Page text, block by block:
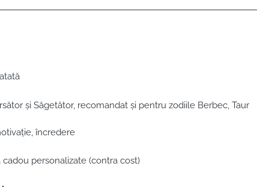
și Săgetător, recomandat și pentru zodiile Berbec, Taur
încredere
personalizate (contra cost)